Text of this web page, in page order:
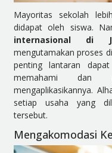
Mayoritas sekolah
didapat oleh siswa.
internasional di
mengutamakan proses
penting lantaran
memahami dan
mengaplikasikannya.
setiap usaha yang
tersebut.
Mengakomodasi